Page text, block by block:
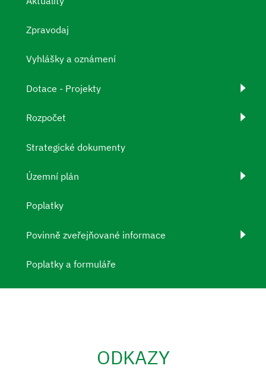
Zpravodaj
Vyhlášky a oznámení
Dotace - Projekty
Rozpočet
Strategické dokumenty
Územní plán
Poplatky
Povinně zveřejňované informace
Poplatky a formuláře
ODKAZY